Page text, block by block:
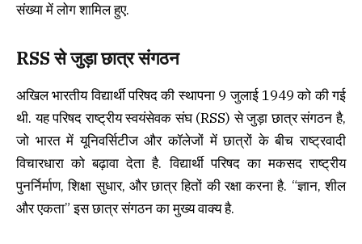
संख्या में लोग शामिल हुए.
RSS से जुड़ा छात्र संगठन
अखिल भारतीय विद्यार्थी परिषद की स्थापना 9 जुलाई 1949 को की गई
थी. यह परिषद राष्ट्रीय स्वयंसेवक संघ (RSS) से जुड़ा छात्र संगठन है,
जो भारत में यूनिवर्सिटीज और कॉलेजों में छात्रों के बीच राष्ट्रवादी
विचारधारा को बढ़ावा देता है. विद्यार्थी परिषद का मकसद राष्ट्रीय
पुनर्निर्माण, शिक्षा सुधार, और छात्र हितों की रक्षा करना है. “ज्ञान, शील
और एकता” इस छात्र संगठन का मुख्य वाक्य है.